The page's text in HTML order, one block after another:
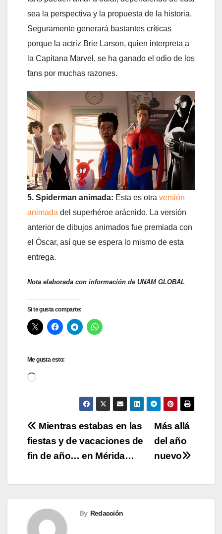
sea la perspectiva y la propuesta de la historia.
Seguramente generará bastantes críticas
porque la actriz Brie Larson, quien interpreta a
la Capitana Marvel, se ha ganado el odio de los
fans por muchas razones.
5. Spiderman animada: Esta es otra versión
animada del superhéroe arácnido. La versión
anterior de dibujos animados fue premiada con
el Óscar, así que se espera lo mismo de esta
entrega.
Nota elaborada con información de UNAM GLOBAL
Si te gusta comparte:
Me gusta esto:
Cargando...
Navegación
de
Más allá
del año
nuevo
Mientras estabas en las
fiestas y de vacaciones de
fin de año… en Mérida…
By Redacción